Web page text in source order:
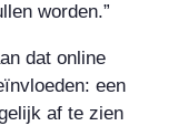
worden.”
dat online
een
af te zien